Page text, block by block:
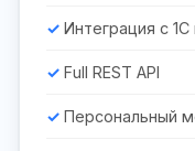
Интеграция с 1С
Full REST API
Персональный